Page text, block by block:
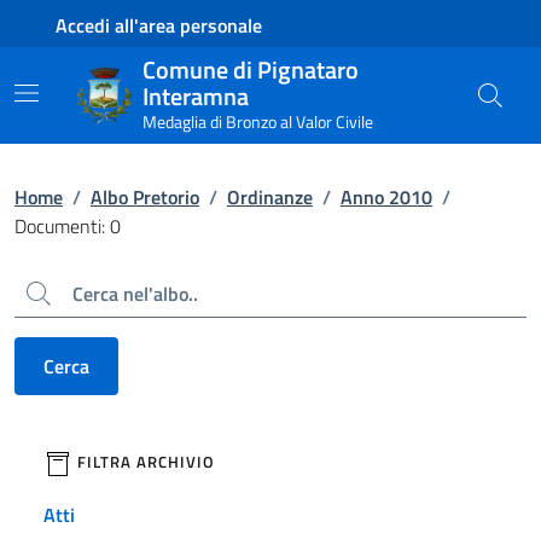
Contenuto principale
Piede di paginaAccedi all'area personale
Comune di Pignataro
Interamna
Medaglia di Bronzo al Valor Civile
Home / Albo Pretorio / Ordinanze / Anno 2010 /
Documenti: 0
Cerca
Cerca
filtri da applicare
FILTRA ARCHIVIO
Atti